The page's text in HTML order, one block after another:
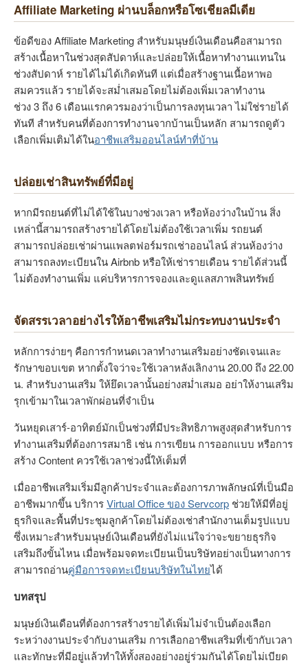
Affiliate Marketing ผ่านบล็อกหรือโซเชียลมีเดีย
ข้อดีของ Affiliate Marketing สำหรับมนุษย์เงินเดือนคือสามารถ
สร้างเนื้อหาในช่วงสุดสัปดาห์และปล่อยให้เนื้อหาทำงานแทนใน
ช่วงสัปดาห์ รายได้ไม่ได้เกิดทันที แต่เมื่อสร้างฐานเนื้อหาพอ
สมควรแล้ว รายได้จะสม่ำเสมอโดยไม่ต้องเพิ่มเวลาทำงาน
ช่วง 3 ถึง 6 เดือนแรกควรมองว่าเป็นการลงทุนเวลา ไม่ใช่รายได้
ทันที สำหรับคนที่ต้องการทำงานจากบ้านเป็นหลัก สามารถดูตัว
เลือกเพิ่มเติมได้ในอาชีพเสริมออนไลน์ทำที่บ้าน
ปล่อยเช่าสินทรัพย์ที่มีอยู่
หากมีรถยนต์ที่ไม่ได้ใช้ในบางช่วงเวลา หรือห้องว่างในบ้าน สิ่ง
เหล่านี้สามารถสร้างรายได้โดยไม่ต้องใช้เวลาเพิ่ม รถยนต์
สามารถปล่อยเช่าผ่านแพลตฟอร์มรถเช่าออนไลน์ ส่วนห้องว่าง
สามารถลงทะเบียนใน Airbnb หรือให้เช่ารายเดือน รายได้ส่วนนี้
ไม่ต้องทำงานเพิ่ม แค่บริหารการจองและดูแลสภาพสินทรัพย์
จัดสรรเวลาอย่างไรให้อาชีพเสริมไม่กระทบงานประจำ
หลักการง่ายๆ คือการกำหนดเวลาทำงานเสริมอย่างชัดเจนและ
รักษาขอบเขต หากตั้งใจว่าจะใช้เวลาหลังเลิกงาน 20.00 ถึง 22.00
น. สำหรับงานเสริม ให้ยึดเวลานั้นอย่างสม่ำเสมอ อย่าให้งานเสริม
รุกเข้ามาในเวลาพักผ่อนที่จำเป็น
วันหยุดเสาร์-อาทิตย์มักเป็นช่วงที่มีประสิทธิภาพสูงสุดสำหรับการ
ทำงานเสริมที่ต้องการสมาธิ เช่น การเขียน การออกแบบ หรือการ
สร้าง Content ควรใช้เวลาช่วงนี้ให้เต็มที่
เมื่ออาชีพเสริมเริ่มมีลูกค้าประจำและต้องการภาพลักษณ์ที่เป็นมือ
อาชีพมากขึ้น บริการVirtual Office ของ Servcorp ช่วยให้มีที่อยู่
ธุรกิจและพื้นที่ประชุมลูกค้าโดยไม่ต้องเช่าสำนักงานเต็มรูปแบบ
ซึ่งเหมาะสำหรับมนุษย์เงินเดือนที่ยังไม่แน่ใจว่าจะขยายธุรกิจ
เสริมถึงขั้นไหน เมื่อพร้อมจดทะเบียนเป็นบริษัทอย่างเป็นทางการ
สามารถอ่านคู่มือการจดทะเบียนบริษัทในไทยได้
บทสรุป
มนุษย์เงินเดือนที่ต้องการสร้างรายได้เพิ่มไม่จำเป็นต้องเลือก
ระหว่างงานประจำกับงานเสริม การเลือกอาชีพเสริมที่เข้ากับเวลา
และทักษะที่มีอยู่แล้วทำให้ทั้งสองอย่างอยู่ร่วมกันได้โดยไม่เบียด